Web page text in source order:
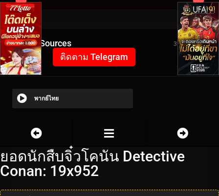
Video Sources 3257 Views
ติดตาม Telegram
พากย์ไทย
ยอดนักสืบจิ๋วโคนัน Detective
Conan: 19x952